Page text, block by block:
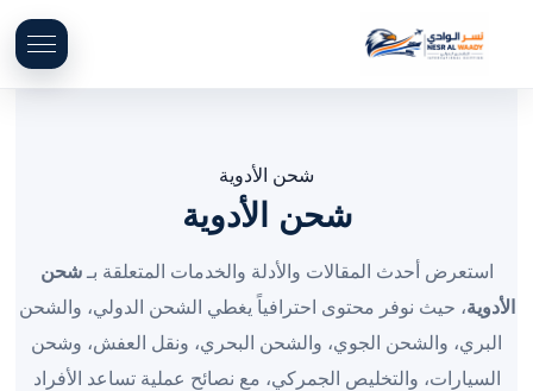
شحن الأدوية
شحن الأدوية
استعرض أحدث المقالات والأدلة والخدمات المتعلقة بـشحن
الأدوية، حيث نوفر محتوى احترافياً يغطي الشحن الدولي، والشحن
البري، والشحن الجوي، والشحن البحري، ونقل العفش، وشحن
السيارات، والتخليص الجمركي، مع نصائح عملية تساعد الأفراد